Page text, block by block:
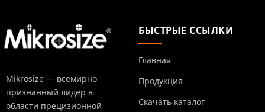
Mikrosize — всемирно
признанный лидер в
области прецизионной
БЫСТРЫЕ ССЫЛКИ
Главная
Продукция
Скачать каталог